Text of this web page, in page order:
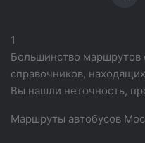
1
Большинство маршрутов
справочников,
Вы нашли неточность,
Маршруты автобусов